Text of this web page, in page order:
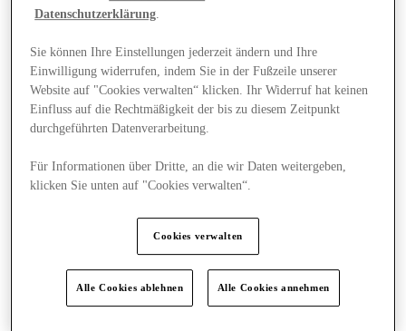
Angebote
Datenschutzerklärung.
Sie können Ihre Einstellungen jederzeit ändern und Ihre
Einwilligung widerrufen, indem Sie in der Fußzeile unserer
Website auf "Cookies verwalten“ klicken. Ihr Widerruf hat keinen
Einfluss auf die Rechtmäßigkeit der bis zu diesem Zeitpunkt
durchgeführten Datenverarbeitung.
Für Informationen über Dritte, an die wir Daten weitergeben,
klicken Sie unten auf "Cookies verwalten“.
Cookies verwalten
Alle Cookies ablehnen Alle Cookies annehmen